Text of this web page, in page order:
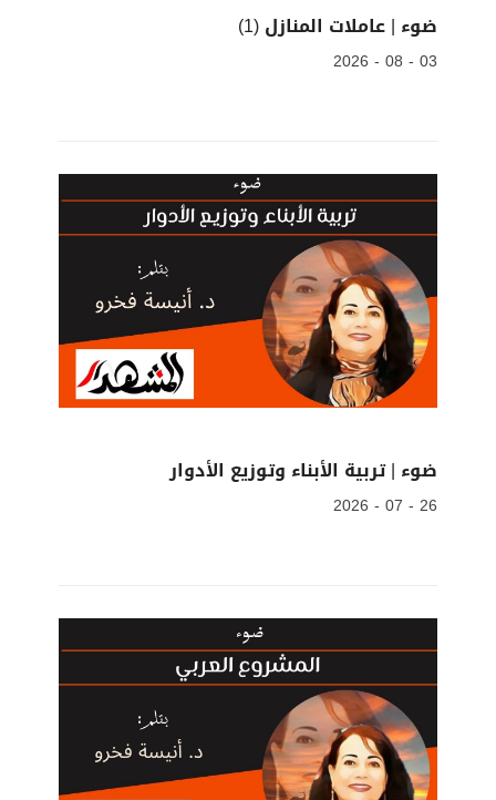
ضوء | عاملات المنازل (1)
03 - 08 - 2026
ضوء | تربية الأبناء وتوزيع الأدوار
26 - 07 - 2026